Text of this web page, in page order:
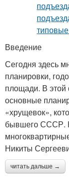
Введение
Сегодня здесь
планировки,
площади. В этой
основные
«хрущевок»,
бывшего СССР.
Никиты
читать дальше →